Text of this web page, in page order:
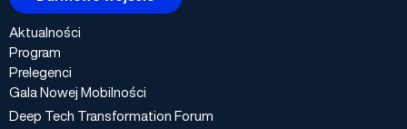
Aktualności
Program
Prelegenci
Gala Nowej Mobilności
Deep Tech Transformation Forum